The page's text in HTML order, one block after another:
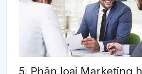
5. Phân loại Marketing